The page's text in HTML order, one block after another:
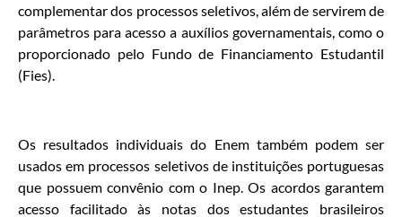
complementar dos processos seletivos, além de servirem de
parâmetros para acesso a auxílios governamentais, como o
proporcionado pelo Fundo de Financiamento Estudantil
(Fies).
Os resultados individuais do Enem também podem ser
usados em processos seletivos de instituições portuguesas
que possuem convênio com o Inep. Os acordos garantem
acesso facilitado às notas dos estudantes brasileiros